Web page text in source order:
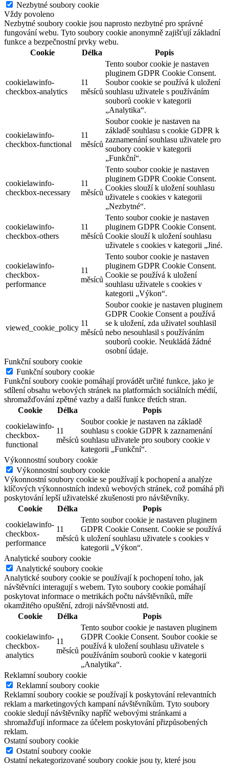
Nezbytné soubory cookie
Vždy povoleno
Nezbytné soubory cookie jsou naprosto nezbytné pro správné
fungování webu. Tyto soubory cookie anonymně zajišťují základní
funkce a bezpečnostní prvky webu.
Cookie
Délka Popis
cookielawinfo-
checkbox-analytics
11
měsíců
Tento soubor cookie je nastaven
pluginem GDPR Cookie Consent.
Soubor cookie se používá k uložení
souhlasu uživatele s používáním
souborů cookie v kategorii
„Analytika“.
cookielawinfo-
checkbox-functional
11
měsíců
Soubor cookie je nastaven na
základě souhlasu s cookie GDPR k
zaznamenání souhlasu uživatele pro
soubory cookie v kategorii
„Funkční“.
cookielawinfo-
checkbox-necessary
11
měsíců
Tento soubor cookie je nastaven
pluginem GDPR Cookie Consent.
Cookies slouží k uložení souhlasu
uživatele s cookies v kategorii
„Nezbytné“.
cookielawinfo-
checkbox-others
11
měsíců
Tento soubor cookie je nastaven
pluginem GDPR Cookie Consent.
Cookie slouží k uložení souhlasu
uživatele s cookies v kategorii „Jiné.
cookielawinfo-
checkbox-
performance
11
měsíců
Tento soubor cookie je nastaven
pluginem GDPR Cookie Consent.
Cookie se používá k uložení
souhlasu uživatele s cookies v
kategorii „Výkon“.
viewed_cookie_policy
11
měsíců
Soubor cookie je nastaven pluginem
GDPR Cookie Consent a používá
se k uložení, zda uživatel souhlasil
nebo nesouhlasil s používáním
souborů cookie. Neukládá žádné
osobní údaje.
Funkční soubory cookie
Funkční soubory cookie
Funkční soubory cookie pomáhají provádět určité funkce, jako je
sdílení obsahu webových stránek na platformách sociálních médií,
shromažďování zpětné vazby a další funkce třetích stran.
Cookie
Délka
Popis
cookielawinfo-
checkbox-
functional
11
měsíců
Soubor cookie je nastaven na základě
souhlasu s cookie GDPR k zaznamenání
souhlasu uživatele pro soubory cookie v
kategorii „Funkční“.
Výkonnostní soubory cookie
Výkonnostní soubory cookie
Výkonnostní soubory cookie se používají k pochopení a analýze
klíčových výkonnostních indexů webových stránek, což pomáhá při
poskytování lepší uživatelské zkušenosti pro návštěvníky.
Cookie
Délka
Popis
cookielawinfo-
checkbox-
performance
11
měsíců
Tento soubor cookie je nastaven pluginem
GDPR Cookie Consent. Cookie se používá
k uložení souhlasu uživatele s cookies v
kategorii „Výkon“.
Analytické soubory cookie
Analytické soubory cookie
Analytické soubory cookie se používají k pochopení toho, jak
návštěvníci interagují s webem. Tyto soubory cookie pomáhají
poskytovat informace o metrikách počtu návštěvníků, míře
okamžitého opuštění, zdroji návštěvnosti atd.
Cookie
Délka Popis
cookielawinfo-
checkbox-
analytics
11
měsíců
Tento soubor cookie je nastaven pluginem
GDPR Cookie Consent. Soubor cookie se
používá k uložení souhlasu uživatele s
používáním souborů cookie v kategorii
„Analytika“.
Reklamní soubory cookie
Reklamní soubory cookie
Reklamní soubory cookie se používají k poskytování relevantních
reklam a marketingových kampaní návštěvníkům. Tyto soubory
cookie sledují návštěvníky napříč webovými stránkami a
shromažďují informace za účelem poskytování přizpůsobených
reklam.
Ostatní soubory cookie
Ostatní soubory cookie
Ostatní nekategorizované soubory cookie jsou ty, které jsou